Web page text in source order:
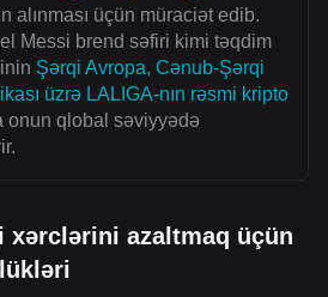
alınması üçün müraciət edib.
Messi brend səfiri kimi təqdim
Şərqi Avropa, Cənub-Şərqi
üzrə LALIGA-nın rəsmi kripto
onun qlobal səviyyədə
xərclərini azaltmaq üçün